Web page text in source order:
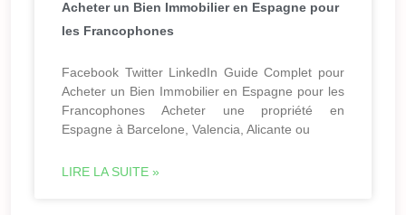
Acheter un Bien Immobilier en Espagne pour
les Francophones
Facebook Twitter LinkedIn Guide Complet pour
Acheter un Bien Immobilier en Espagne pour les
Francophones Acheter une propriété en
Espagne à Barcelone, Valencia, Alicante ou
LIRE LA SUITE »